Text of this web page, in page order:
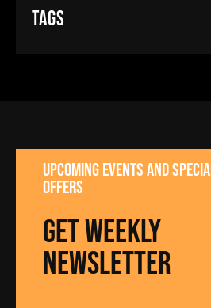
Tags
UPCOMING EVENTS AND
OFFERS
GET WEEKLY
NEWSLETTER